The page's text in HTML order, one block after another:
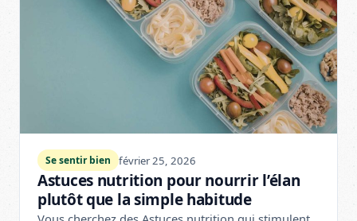
Se sentir bien février 25, 2026
Astuces nutrition pour nourrir l’élan
plutôt que la simple habitude